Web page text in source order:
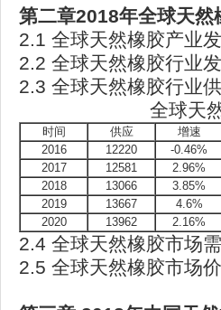
第二章2018年全球天然
2.1 全球天然橡胶产业
2.2 全球天然橡胶行业
2.3 全球天然橡胶行业
全球天
时间 供应 增速
2016
12220 -0.46%
2017
12581 2.96%
2018
13066 3.85%
2019
13667 4.6%
2020
13962 2.16%
2.4 全球天然橡胶市场
2.5 全球天然橡胶市场